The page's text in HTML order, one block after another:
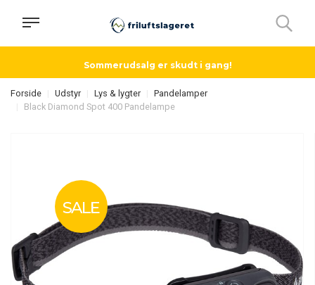
Sommerudsalg er skudt i gang!
Forside Udstyr Lys & lygter
Pandelamper
Black Diamond Spot 400 Pandelampe
SALE